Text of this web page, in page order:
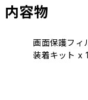
内容物
画面保護フィ
装着キット x